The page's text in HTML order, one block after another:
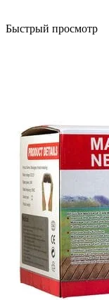
Быстрый просмотр